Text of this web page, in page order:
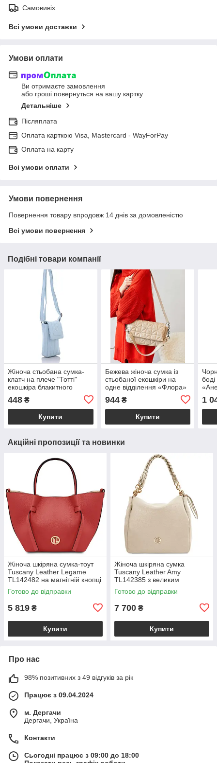
Самовивіз
Всі умови доставки
Умови оплати
Ви отримаєте замовлення
або гроші повернуться на вашу картку
Детальніше
Післяплата
Оплата карткою Visa, Mastercard - WayForPay
Оплата на карту
Всі умови оплати
Умови повернення
Повернення товару впродовж 14 днів за домовленістю
Всі умови повернення
Подібні товари компанії
Жіноча стьобана сумка-
клатч на плече "Тотті"
екошкіра блакитного
448 ₴
Купити
Бежева жіноча сумка із
стьобаної екошкіри на
одне відділення «Флора»
з ручкою та ременем на
плече Welassie
944₴
Купити
1
Акційні пропозиції та новинки
Жіноча шкіряна сумка-тоут
Tuscany Leather Legame
TL142482 на магнітній кнопці
з плечовим ременем,
коралова BS2482_1_105
Готово до відправки
5 819 ₴
Купити
Жіноча шкіряна сумка
Tuscany Leather Amy
TL142385 з великим
відділенням і плечовим
ременем, бежева
Готово до відправки
7 700 ₴
Купити
Про нас
98% позитивних з 49 відгуків за рік
Працює з 09.04.2024
м. Дергачи
Дергачи, Україна
Контакти
Сьогодні працює з 09:00 до 18:00